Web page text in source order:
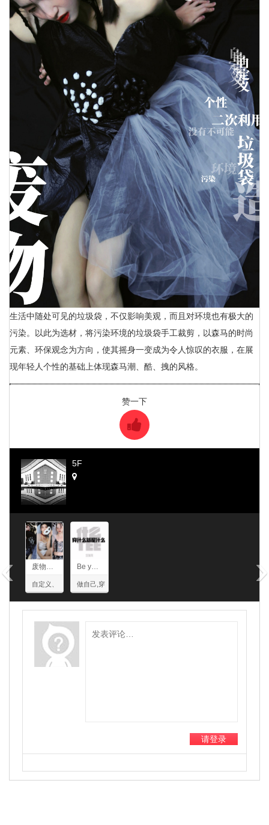
生活中随处可见的垃圾袋，不仅影响美观，而且对环境也有极大的
污染。以此为选材，将污染环境的垃圾袋手工裁剪，以森马的时尚
元素、环保观念为方向，使其摇身一变成为令人惊叹的衣服，在展
现年轻人个性的基础上体现森马潮、酷、拽的风格。
赞一下
5F
废物美学
自定义、
无限可
能、废物
改造、二
次利用
Be yourself
做自己,穿
什么就是
什么
‹ ›
请登录